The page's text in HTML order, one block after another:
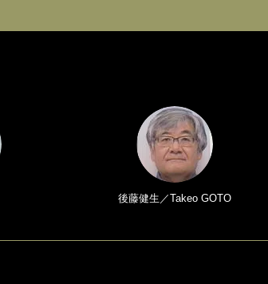
後藤健生／Takeo GOTO